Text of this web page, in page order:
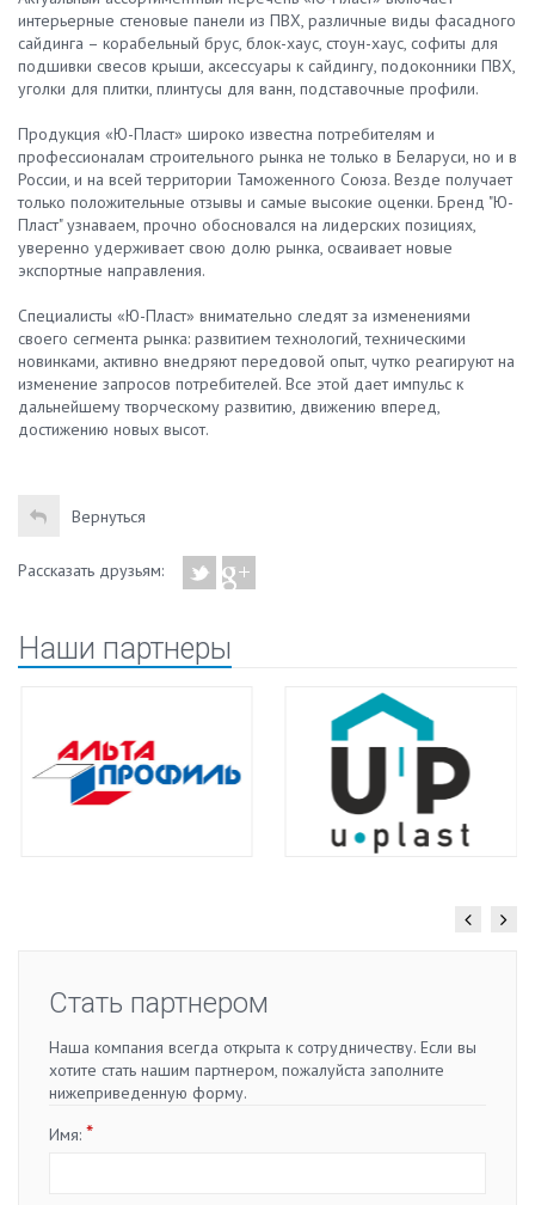
интерьерные стеновые панели из ПВХ, различные виды фасадного
сайдинга – корабельный брус, блок-хаус, стоун-хаус, софиты для
подшивки свесов крыши, аксессуары к сайдингу, подоконники ПВХ,
уголки для плитки, плинтусы для ванн, подставочные профили.
Продукция «Ю-Пласт» широко известна потребителям и
профессионалам строительного рынка не только в Беларуси, но и в
России, и на всей территории Таможенного Союза. Везде получает
только положительные отзывы и самые высокие оценки. Бренд "Ю-
Пласт" узнаваем, прочно обосновался на лидерских позициях,
уверенно удерживает свою долю рынка, осваивает новые
экспортные направления.
Специалисты «Ю-Пласт» внимательно следят за изменениями
своего сегмента рынка: развитием технологий, техническими
новинками, активно внедряют передовой опыт, чутко реагируют на
изменение запросов потребителей. Все этой дает импульс к
дальнейшему творческому развитию, движению вперед,
достижению новых высот.
Вернуться
Рассказать друзьям:
Наши партнеры
Стать партнером
Наша компания всегда открыта к сотрудничеству. Если вы
хотите стать нашим партнером, пожалуйста заполните
нижеприведенную форму.
Имя: *